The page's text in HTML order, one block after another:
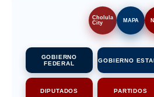
Cholula
City
MAPA
GOBIERNO
FEDERAL
GOBIERNO
DIPUTADOS PARTIDOS